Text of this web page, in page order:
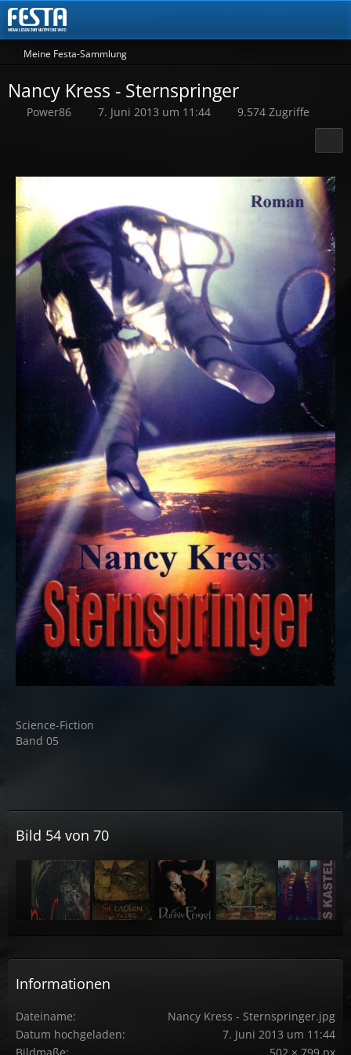
Meine Festa-Sammlung
Nancy Kress - Sternspringer
Power86 7. Juni 2013 um 11:44 9.574 Zugriffe
Science-Fiction
Band 05
Bild 54 von 70
Informationen
Dateiname
Nancy Kress - Sternspringer.jpg
Datum hochgeladen
7. Juni 2013 um 11:44